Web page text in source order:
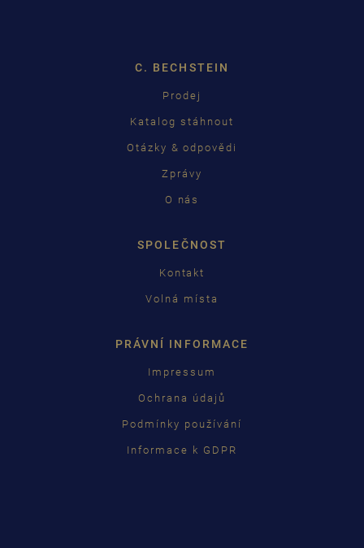
C. BECHSTEIN
Prodej
Katalog stáhnout
Otázky & odpovědi
Zprávy
O nás
SPOLEČNOST
Kontakt
Volná místa
PRÁVNÍ INFORMACE
Impressum
Ochrana údajů
Podmínky používání
Informace k GDPR